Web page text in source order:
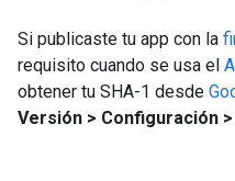
Si publicaste tu app con la
requisito cuando se usa el
obtener tu SHA-1 desde
Versión > Configuración